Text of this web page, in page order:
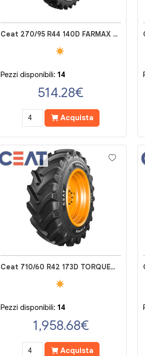
Ceat 270/95 R44 140D FARMAX RC
Pezzi disponibili:14
514.28€
Acquista
Ceat 710/60 R42 173D TORQUEMAX
Pezzi disponibili:14
1,958.68€
Acquista